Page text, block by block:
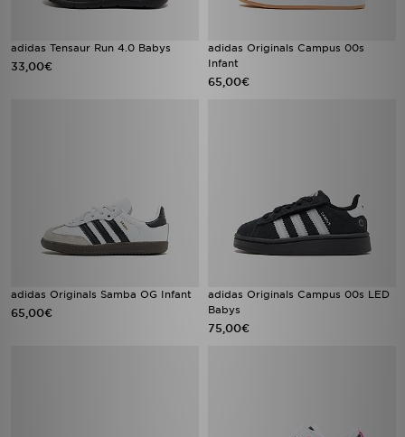
adidas Tensaur Run 4.0 Babys
33,00€
adidas Originals Campus 00s
Infant
65,00€
adidas Originals Samba OG Infant
65,00€
adidas Originals Campus 00s LED
Babys
75,00€